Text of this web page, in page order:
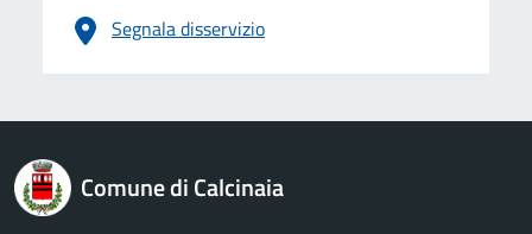
Segnala disservizio
logo Unione Europea
Comune di Calcinaia